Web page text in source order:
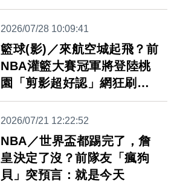
2026/07/28 10:09:41
籃球(影)／來航空城起飛？前
NBA灌籃大賽冠軍將登陸桃
園「剪影超好認」網狂刷答
案
2026/07/21 12:22:52
NBA／世界盃都踢完了，詹
皇決定了沒？前隊友「瘋狗
貝」突預言：就是今天